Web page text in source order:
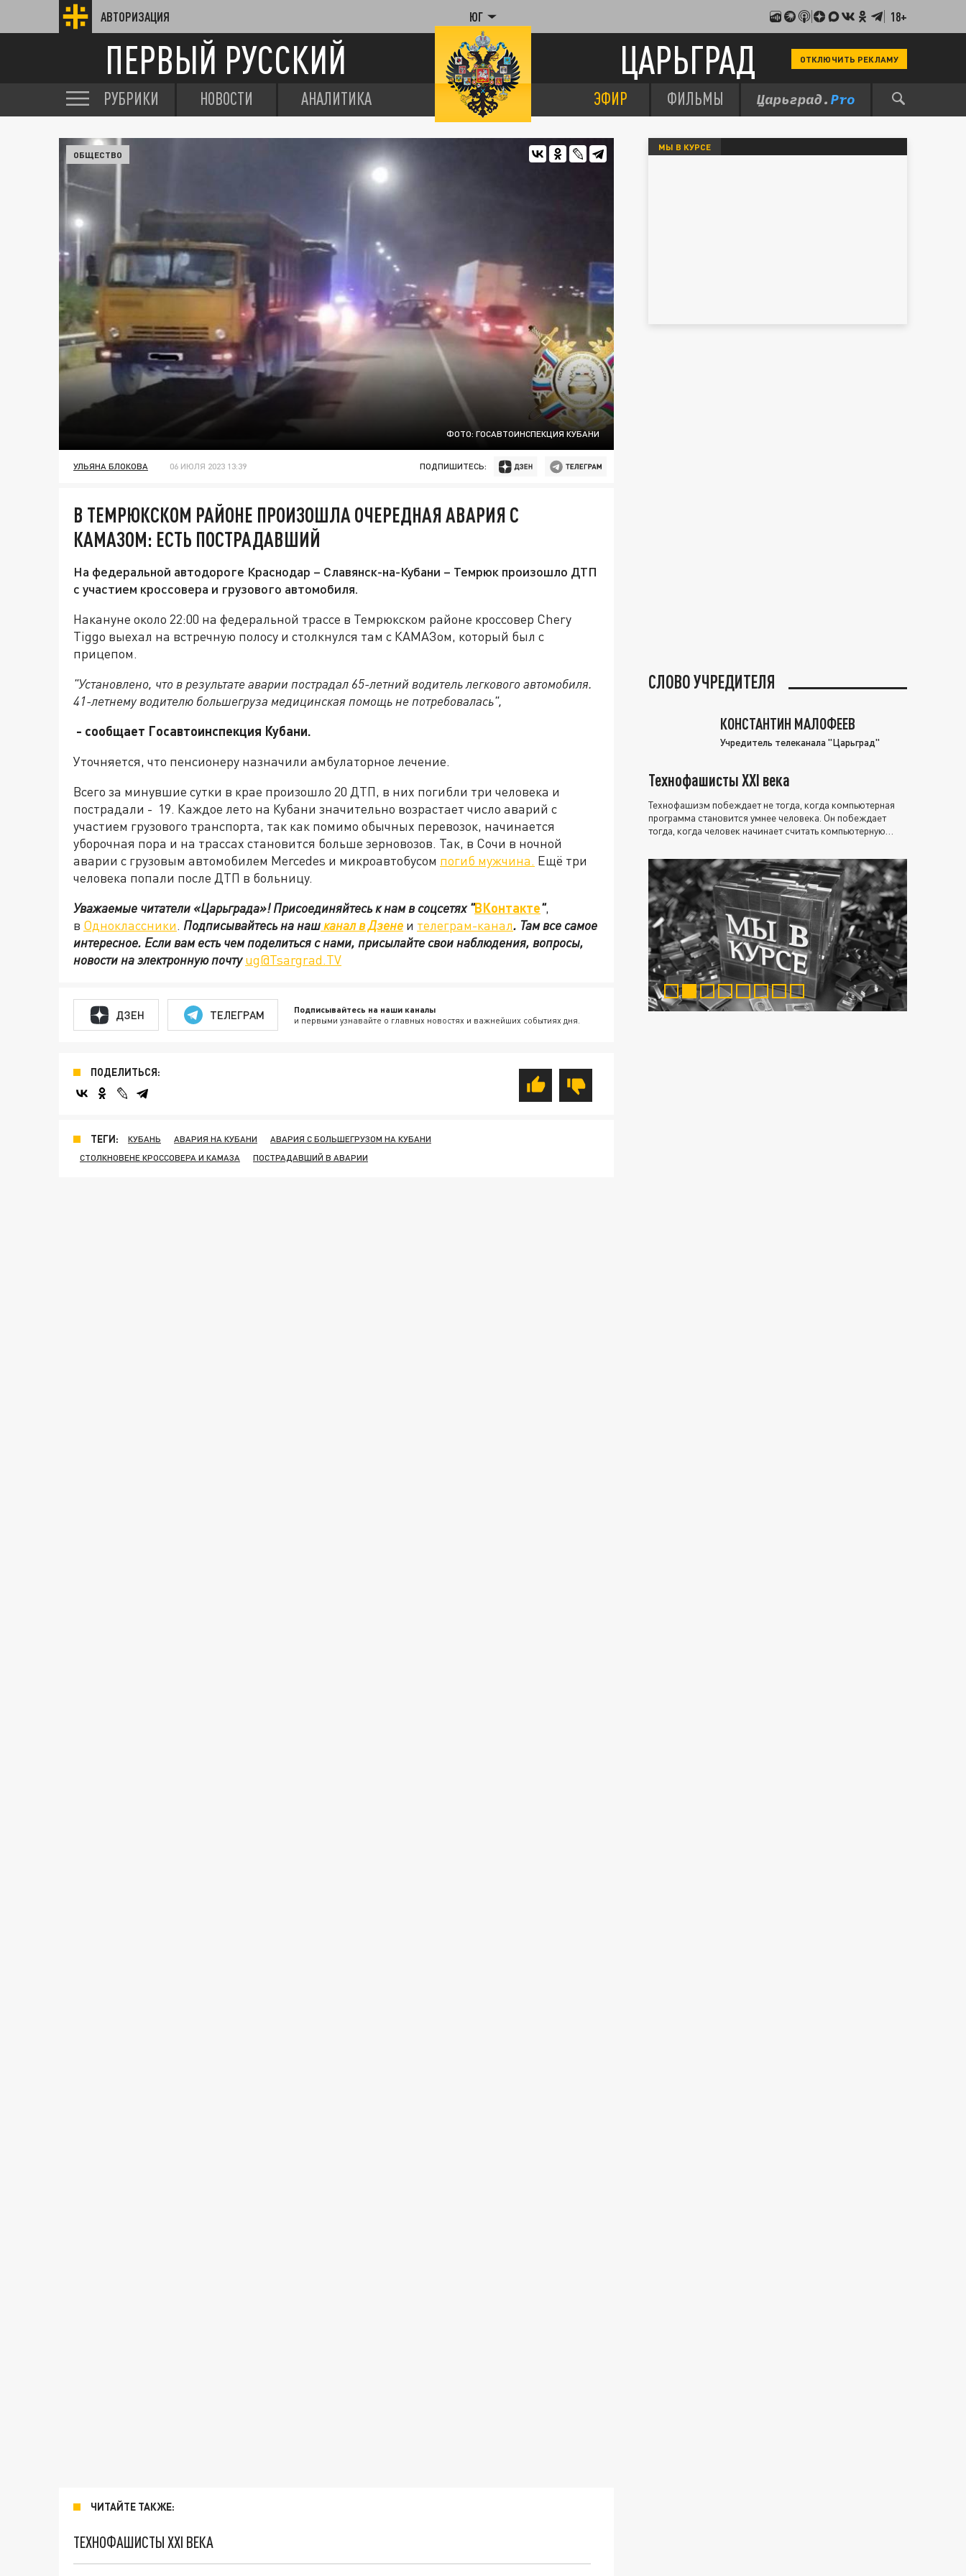
АВТОРИЗАЦИЯ ЮГ 18+
ПЕРВЫЙ РУССКИЙ ЦАРЬГРАД ОТКЛЮЧИТЬ РЕКЛАМУ
РУБРИКИ НОВОСТИ АНАЛИТИКА ЭФИР ФИЛЬМЫ
ФОТО: ГОСАВТОИНСПЕКЦИЯ КУБАНИ
ОБЩЕСТВО
УЛЬЯНА БЛОКОВА 06 ИЮЛЯ 2023 13:39 ПОДПИШИТЕСЬ:
В ТЕМРЮКСКОМ РАЙОНЕ ПРОИЗОШЛА ОЧЕРЕДНАЯ АВАРИЯ С
КАМАЗОМ: ЕСТЬ ПОСТРАДАВШИЙ
На федеральной автодороге Краснодар – Славянск-на-Кубани – Темрюк произошло ДТП
с участием кроссовера и грузового автомобиля.
Накануне около 22:00 на федеральной трассе в Темрюкском районе кроссовер Chery
Tiggo выехал на встречную полосу и столкнулся там с КАМАЗом, который был с
прицепом.
"Установлено, что в результате аварии пострадал 65-летний водитель легкового автомобиля.
41-летнему водителю большегруза медицинская помощь не потребовалась",
- сообщает Госавтоинспекция Кубани.
Уточняется, что пенсионеру назначили амбулаторное лечение.
Всего за минувшие сутки в крае произошло 20 ДТП, в них погибли три человека и
пострадали - 19. Каждое лето на Кубани значительно возрастает число аварий с
участием грузового транспорта, так как помимо обычных перевозок, начинается
уборочная пора и на трассах становится больше зерновозов. Так, в Сочи в ночной
аварии с грузовым автомобилем Mercedes и микроавтобусом погиб мужчина. Ещё три
человека попали после ДТП в больницу.
Уважаемые читатели «Царьграда»!Присоединяйтесь к нам в соцсетях"ВКонтакте",
в Одноклассники. Подписывайтесь на нашканал в Дзене и телеграм-канал. Там все самое
интересное. Если вам есть чем поделиться с нами, присылайте свои наблюдения, вопросы,
новости на электронную почтуug@Tsargrad.TV
ДЗЕН ТЕЛЕГРАМ Подписывайтесь на наши каналы
и первыми узнавайте о главных новостях и важнейших событиях дня.
ПОДЕЛИТЬСЯ:
ТЕГИ: КУБАНЬ АВАРИЯ НА КУБАНИ
АВАРИЯ С БОЛЬШЕГРУЗОМ НА КУБАНИ
СТОЛКНОВЕНЕ КРОССОВЕРА И КАМАЗА
ПОСТРАДАВШИЙ В АВАРИИ
ЧИТАЙТЕ ТАКЖЕ:
ТЕХНОФАШИСТЫ XXI ВЕКА
МЫ В КУРСЕ
СЛОВО УЧРЕДИТЕЛЯ
КОНСТАНТИН МАЛОФЕЕВ
Учредитель телеканала "Царьград"
Технофашисты XXI века
Технофашизм побеждает не тогда, когда компьютерная
программа становится умнее человека. Он побеждает
тогда, когда человек начинает считать компьютерную